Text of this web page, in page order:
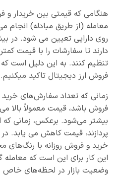
هنگامی که قیمتی بین خریدار و
معامله (از طریق مبادله) انجام
روی دارایی تعیین می شود. در
دارند تا سفارشات را با قیمت
تنظیم کنند. به این دلیل است
فروش ارز دیجیتال تاکید میکنیم.
زمانی که تعداد سفارش‌های
فروش باشد، قیمت معمولاً بالا
بیشتر می‌شود. برعکس، زمانی که
پردازند، قیمت کاهش می یابد.
خرید و فروش روزانه با
این کار برای این است که معامله
وضعیت بازار در لحظه‌های خاص